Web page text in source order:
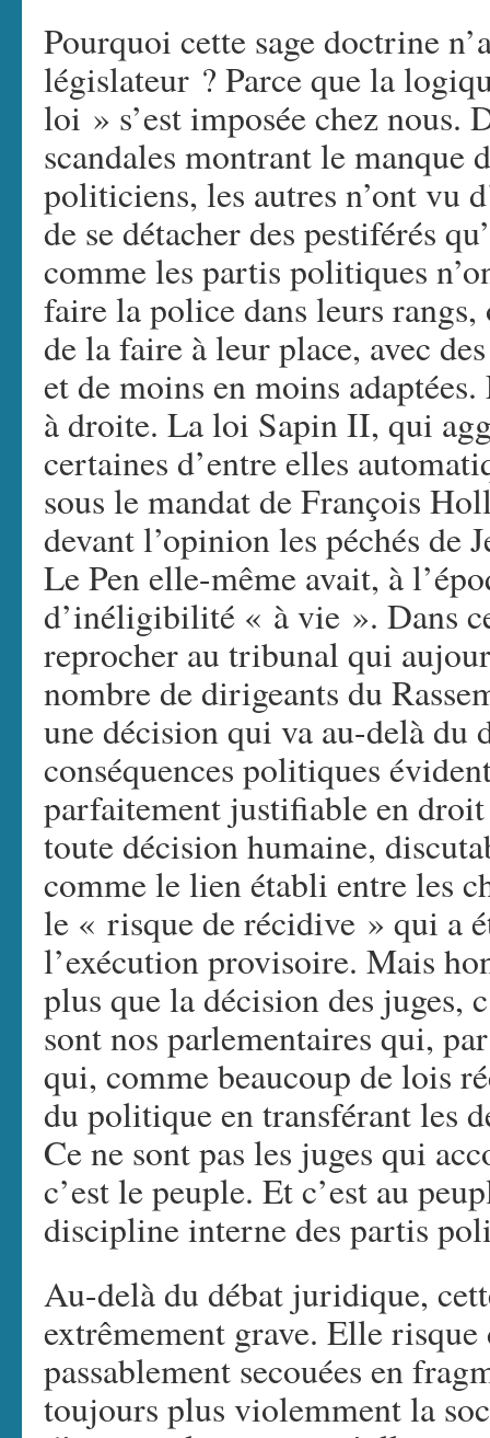
Pourquoi cette sage doctrine
législateur ? Parce que la
loi » s’est imposée chez
scandales montrant le manque
politiciens, les autres n’ont vu
de se détacher des pestiférés
comme les partis politiques
faire la police dans leurs
de la faire à leur place, avec
et de moins en moins
à droite. La loi Sapin II, qui
certaines d’entre elles
sous le mandat de François
devant l’opinion les péchés de
Le Pen elle-même avait, à
d’inéligibilité « à vie ». Dans
reprocher au tribunal qui
nombre de dirigeants du
une décision qui va au-delà du
conséquences politiques
parfaitement justifiable en
toute décision humaine,
comme le lien établi entre les
le « risque de récidive » qui a
l’exécution provisoire. Mais
plus que la décision des juges,
sont nos parlementaires qui,
qui, comme beaucoup de lois
du politique en transférant les
Ce ne sont pas les juges qui
c’est le peuple. Et c’est au
discipline interne des partis
Au-delà du débat juridique,
extrêmement grave. Elle
passablement secouées en
toujours plus violemment la